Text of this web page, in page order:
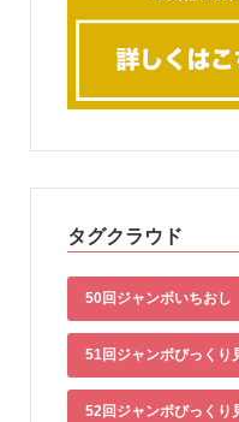
タグクラウド
50回ジャンボいちおし
51回ジャンボびっくり
52回ジャンボびっくり